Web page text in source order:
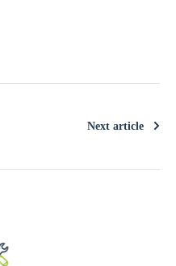
Next article